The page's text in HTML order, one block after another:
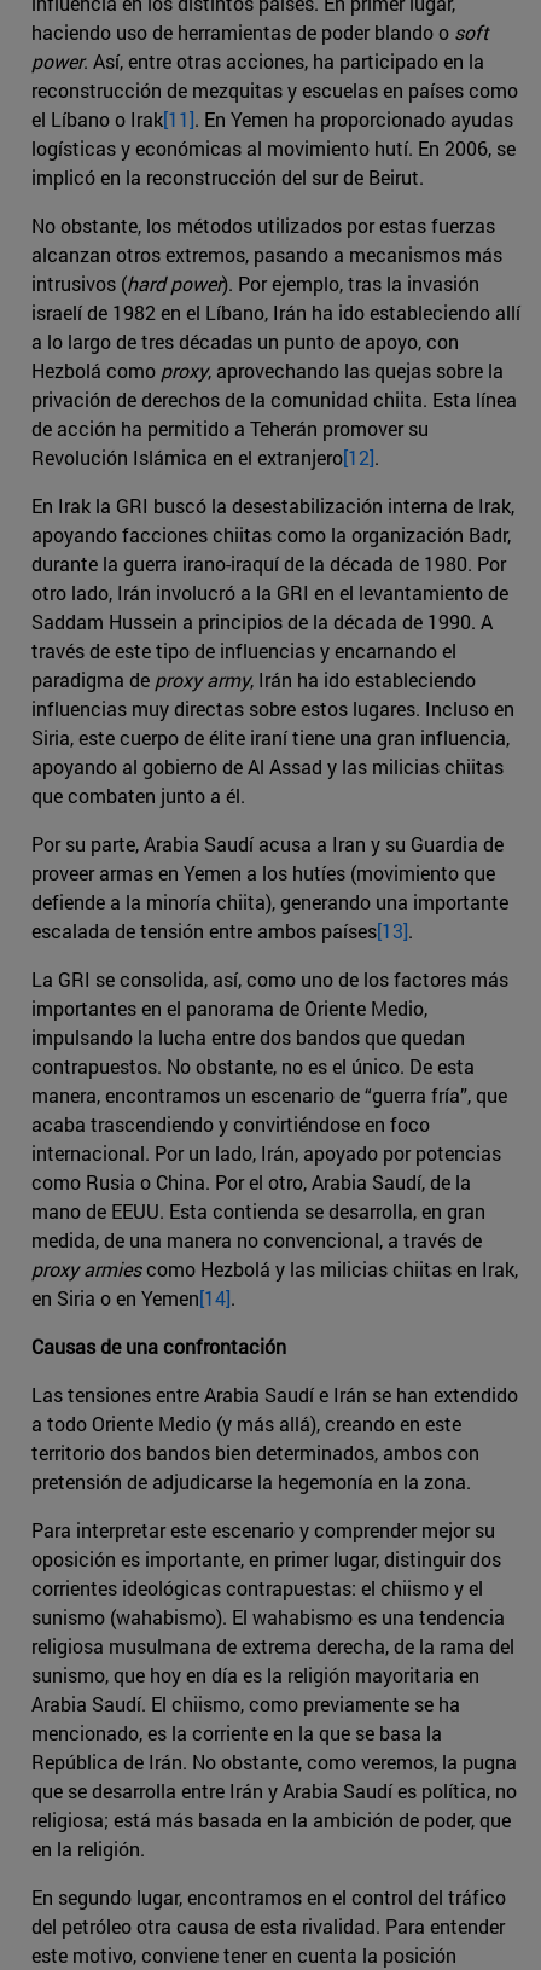
haciendo uso de herramientas de poder blando o soft
power. Así, entre otras acciones, ha participado en la
reconstrucción de mezquitas y escuelas en países como
el Líbano o Irak[11]. En Yemen ha proporcionado ayudas
logísticas y económicas al movimiento hutí. En 2006, se
implicó en la reconstrucción del sur de Beirut.
No obstante, los métodos utilizados por estas fuerzas
alcanzan otros extremos, pasando a mecanismos más
intrusivos (hard power). Por ejemplo, tras la invasión
israelí de 1982 en el Líbano, Irán ha ido estableciendo allí
a lo largo de tres décadas un punto de apoyo, con
Hezbolá como proxy, aprovechando las quejas sobre la
privación de derechos de la comunidad chiita. Esta línea
de acción ha permitido a Teherán promover su
Revolución Islámica en el extranjero[12].
En Irak la GRI buscó la desestabilización interna de Irak,
apoyando facciones chiitas como la organización Badr,
durante la guerra irano-iraquí de la década de 1980. Por
otro lado, Irán involucró a la GRI en el levantamiento de
Saddam Hussein a principios de la década de 1990. A
través de este tipo de influencias y encarnando el
paradigma de proxy army, Irán ha ido estableciendo
influencias muy directas sobre estos lugares. Incluso en
Siria, este cuerpo de élite iraní tiene una gran influencia,
apoyando al gobierno de Al Assad y las milicias chiitas
que combaten junto a él.
Por su parte, Arabia Saudí acusa a Iran y su Guardia de
proveer armas en Yemen a los hutíes (movimiento que
defiende a la minoría chiita), generando una importante
escalada de tensión entre ambos países[13].
La GRI se consolida, así, como uno de los factores más
importantes en el panorama de Oriente Medio,
impulsando la lucha entre dos bandos que quedan
contrapuestos. No obstante, no es el único. De esta
manera, encontramos un escenario de “guerra fría”, que
acaba trascendiendo y convirtiéndose en foco
internacional. Por un lado, Irán, apoyado por potencias
como Rusia o China. Por el otro, Arabia Saudí, de la
mano de EEUU. Esta contienda se desarrolla, en gran
medida, de una manera no convencional, a través de
proxy armiescomo Hezbolá y las milicias chiitas en Irak,
en Siria o en Yemen[14].
Causas de una confrontación
Las tensiones entre Arabia Saudí e Irán se han extendido
a todo Oriente Medio (y más allá), creando en este
territorio dos bandos bien determinados, ambos con
pretensión de adjudicarse la hegemonía en la zona.
Para interpretar este escenario y comprender mejor su
oposición es importante, en primer lugar, distinguir dos
corrientes ideológicas contrapuestas: el chiismo y el
sunismo (wahabismo). El wahabismo es una tendencia
religiosa musulmana de extrema derecha, de la rama del
sunismo, que hoy en día es la religión mayoritaria en
Arabia Saudí. El chiismo, como previamente se ha
mencionado, es la corriente en la que se basa la
República de Irán. No obstante, como veremos, la pugna
que se desarrolla entre Irán y Arabia Saudí es política, no
religiosa; está más basada en la ambición de poder, que
en la religión.
En segundo lugar, encontramos en el control del tráfico
del petróleo otra causa de esta rivalidad. Para entender
este motivo, conviene tener en cuenta la posición